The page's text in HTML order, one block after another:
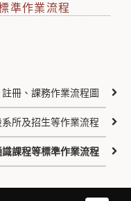
準作業流程
註冊、課務作業流程圖
系所及招生等作業流程
課程等標準作業流程